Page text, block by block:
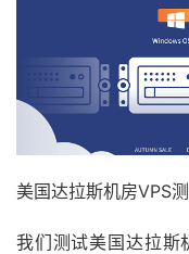
美国达拉斯机房VPS
我们测试美国达拉斯